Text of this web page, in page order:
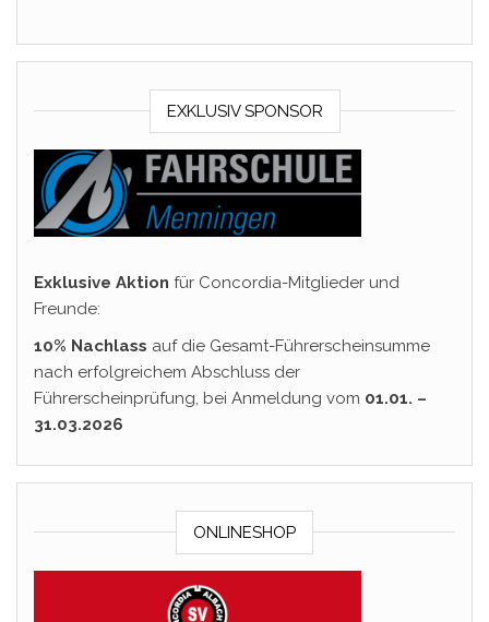
EXKLUSIV SPONSOR
Exklusive Aktion für Concordia-Mitglieder und
Freunde:
10% Nachlass auf die Gesamt-Führerscheinsumme
nach erfolgreichem Abschluss der
Führerscheinprüfung, bei Anmeldung vom 01.01. –
31.03.2026
ONLINESHOP